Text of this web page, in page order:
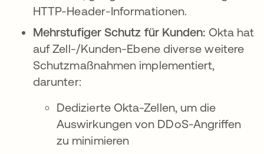
HTTP-Header-Informationen.
Mehrstufiger Schutz für Kunden: Okta hat
auf Zell-/Kunden-Ebene diverse weitere
Schutzmaßnahmen implementiert,
darunter:
Dedizierte Okta-Zellen, um die
Auswirkungen von DDoS-Angriffen
zu minimieren